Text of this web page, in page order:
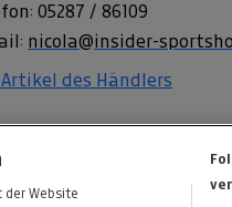
05287 / 86109
nicola@insider-
Artikel des Händlers
der Website